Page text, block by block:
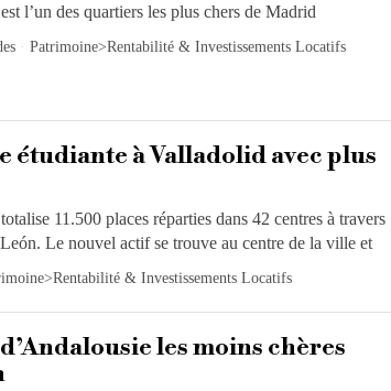
l’un des quartiers les plus chers de Madrid
· Patrimoine>Rentabilité & Investissements Locatifs
étudiante à Valladolid avec plus
11.500 places réparties dans 42 centres à travers
Le nouvel actif se trouve au centre de la ville et
& Investissements Locatifs
les moins chères